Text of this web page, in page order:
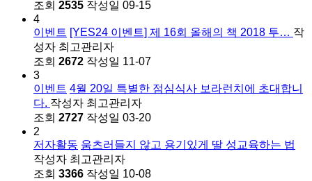
조회 2535 작성일 09-15
4
이벤트 [YES24 이벤트] 제 16회 올해의 책 2018 투… 작
성자 최고관리자
조회 2672 작성일 11-07
3
이벤트 4월 20일 특별한 점심식사 보라런치에 초대합니
다. 작성자 최고관리자
조회 2727 작성일 03-20
2
저자활동 움츠러들지 않고 용기있게 딸 성교육하는 법
작성자 최고관리자
조회 3366 작성일 10-08